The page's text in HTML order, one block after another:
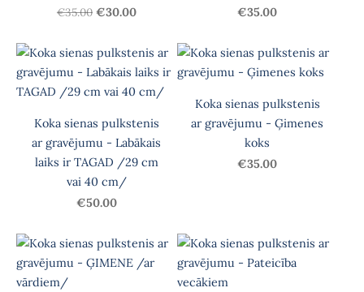
€35.00 €30.00
€35.00
Koka sienas pulkstenis
ar gravējumu - Labākais
laiks ir TAGAD /29 cm
vai 40 cm/
€50.00
Koka sienas pulkstenis
ar gravējumu - Ģimenes
koks
€35.00